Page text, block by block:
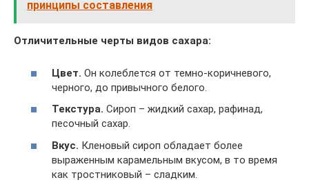
принципы составления
Отличительные черты видов сахара:
Цвет. Он колеблется от темно-коричневого,
черного, до привычного белого.
Текстура. Сироп – жидкий сахар, рафинад,
песочный сахар.
Вкус. Кленовый сироп обладает более
выраженным карамельным вкусом, в то время
как тростниковый – сладким.